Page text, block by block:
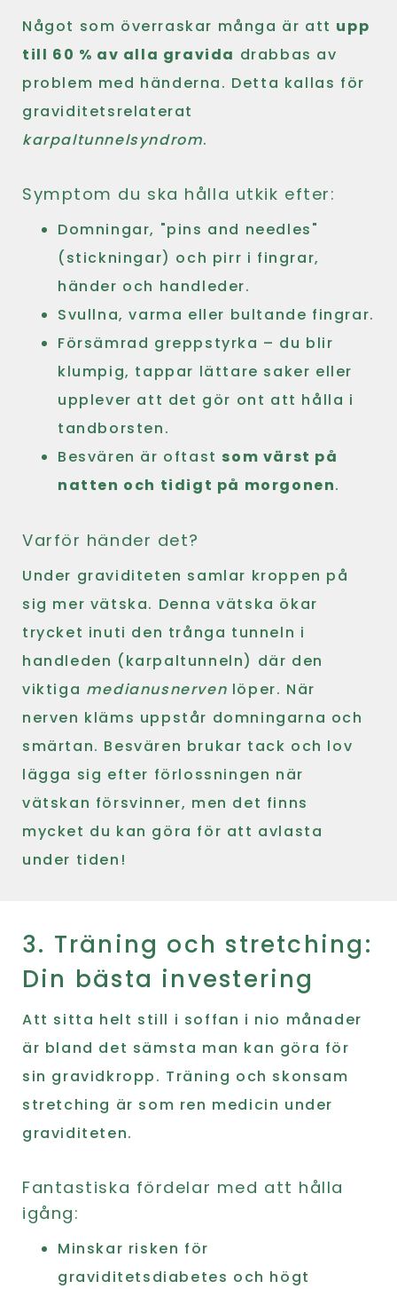
Något som överraskar många är att upp
till 60 % av alla gravida drabbas av
problem med händerna. Detta kallas för
graviditetsrelaterat
karpaltunnelsyndrom.
Symptom du ska hålla utkik efter:
Domningar, "pins and needles"
(stickningar) och pirr i fingrar,
händer och handleder.
Svullna, varma eller bultande fingrar.
Försämrad greppstyrka – du blir
klumpig, tappar lättare saker eller
upplever att det gör ont att hålla i
tandborsten.
Besvären är oftast som värst på
natten och tidigt på morgonen.
Varför händer det?
Under graviditeten samlar kroppen på
sig mer vätska. Denna vätska ökar
trycket inuti den trånga tunneln i
handleden (karpaltunneln) där den
viktiga medianusnerven löper. När
nerven kläms uppstår domningarna och
smärtan. Besvären brukar tack och lov
lägga sig efter förlossningen när
vätskan försvinner, men det finns
mycket du kan göra för att avlasta
under tiden!
3. Träning och stretching:
Din bästa investering
Att sitta helt still i soffan i nio månader
är bland det sämsta man kan göra för
sin gravidkropp. Träning och skonsam
stretching är som ren medicin under
graviditeten.
Fantastiska fördelar med att hålla
igång:
Minskar risken för
graviditetsdiabetes och högt